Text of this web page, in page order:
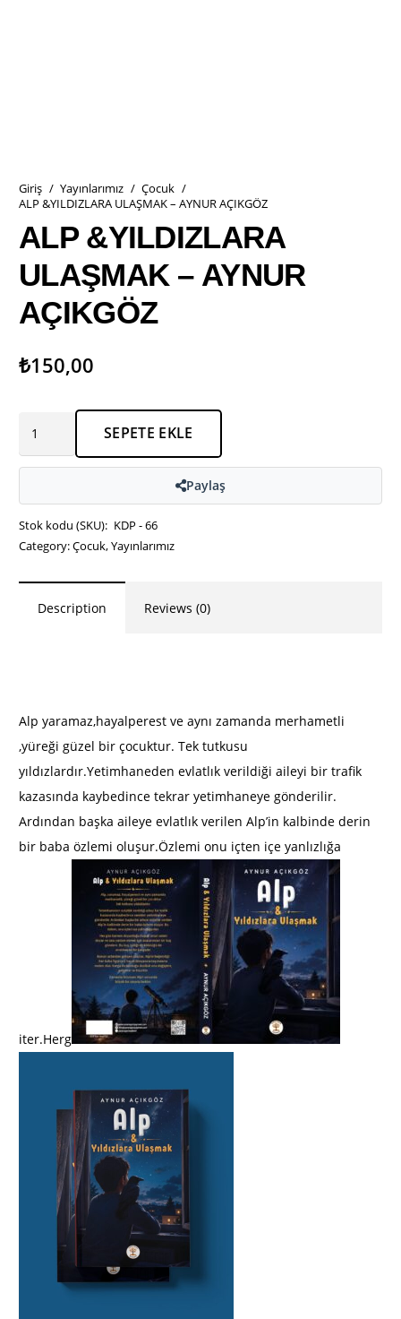
Giriş / Yayınlarımız / Çocuk /
ALP &YILDIZLARA ULAŞMAK – AYNUR AÇIKGÖZ
ALP &YILDIZLARA
ULAŞMAK – AYNUR
AÇIKGÖZ
₺150,00
ULAŞMAK
-
AYNUR
AÇIKGÖZ
SEPETE EKLE
Paylaş
Stok kodu (SKU): KDP - 66
Category:Çocuk,Yayınlarımız
Description Reviews (0)
Alp yaramaz,hayalperest ve aynı zamanda merhametli
,yüreği güzel bir çocuktur. Tek tutkusu
yıldızlardır.Yetimhaneden evlatlık verildiği aileyi bir trafik
kazasında kaybedince tekrar yetimhaneye gönderilir.
Ardından başka aileye evlatlık verilen Alp’in kalbinde derin
bir baba özlemi oluşur.Özlemi onu içten içe yanlızlığa
iter.Herg